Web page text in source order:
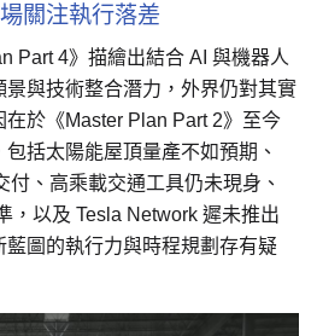
關注執行落差
Part 4》描繪出結合 AI 與機器人
與技術整合潛力，外界仍對其實
於《Master Plan Part 2》至今
括太陽能屋頂量產不如預期、
付、高乘載交通工具仍未現身、
，以及 Tesla Network 遲未推出
圖的執行力與時程規劃存有疑